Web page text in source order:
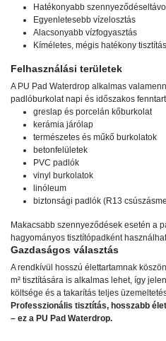
Hatékonyabb
Egyenletesebb vízelosztás
Alacsonyabb vízfogyasztás
Kíméletes, mégis hatékony tisztítás
Felhasználási területek
A PU Pad Waterdrop alkalmas
padlóburkolat napi és időszakos
greslap és porcelán kőburkolat
kerámia járólap
természetes és műkő burkolatok
betonfelületek
PVC padlók
vinyl burkolatok
linóleum
biztonsági padlók (R13
Makacsabb szennyeződések esetén a
hagyományos tisztítópadként
Gazdaságos választás
A rendkívül hosszú élettartamnak
m² tisztítására is alkalmas lehet, így
költsége és a takarítás teljes
Professzionális tisztítás, hosszabb
– ez a PU Pad Waterdrop.